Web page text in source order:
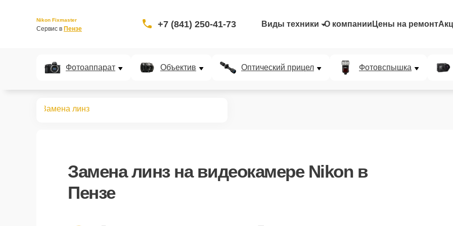
Nikon Fixmaster
Сервис в Пензе +7 (841) 250-41-73 Виды техники О компании Цены на ремонт
Фотоаппарат Объектив Оптический прицел Фотовспышка
Замена линз
Замена линзна видеокамере Nikon в
Пензе